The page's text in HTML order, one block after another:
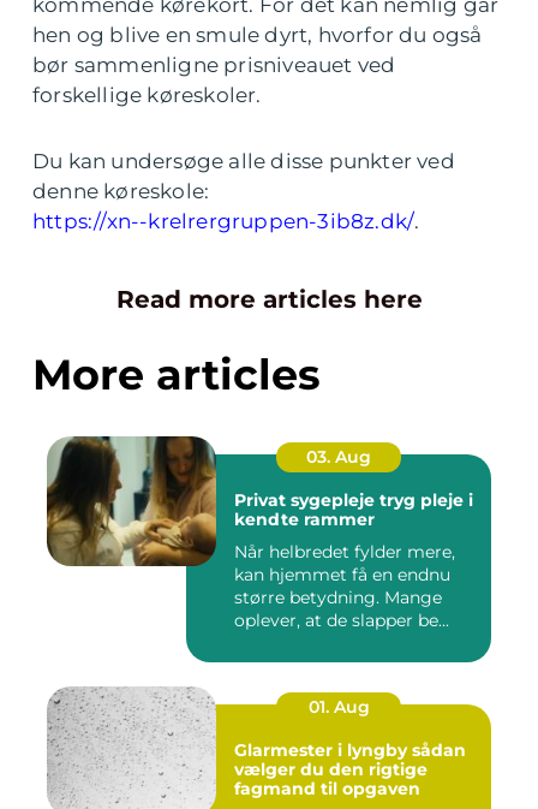
kommende kørekort. For det kan nemlig går
hen og blive en smule dyrt, hvorfor du også
bør sammenligne prisniveauet ved
forskellige køreskoler.
Du kan undersøge alle disse punkter ved
denne køreskole:
https://xn--krelrergruppen-3ib8z.dk/.
Read more articles here
More articles
03. Aug
Privat sygepleje tryg pleje i
kendte rammer
Når helbredet fylder mere,
kan hjemmet få en endnu
større betydning. Mange
oplever, at de slapper be...
01. Aug
Glarmester i lyngby sådan
vælger du den rigtige
fagmand til opgaven